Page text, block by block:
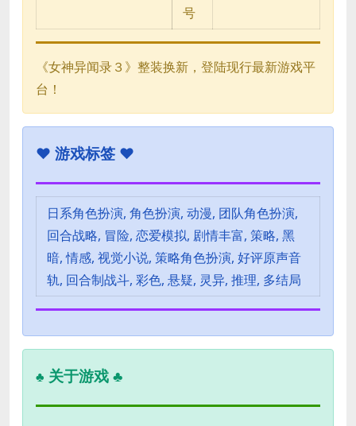
号
《女神异闻录３》整装换新，登陆现行最新游戏平
台！
♥ 游戏标签 ♥
日系角色扮演, 角色扮演, 动漫, 团队角色扮演,
回合战略, 冒险, 恋爱模拟, 剧情丰富, 策略, 黑
暗, 情感, 视觉小说, 策略角色扮演, 好评原声音
轨, 回合制战斗, 彩色, 悬疑, 灵异, 推理, 多结局
♣ 关于游戏 ♣